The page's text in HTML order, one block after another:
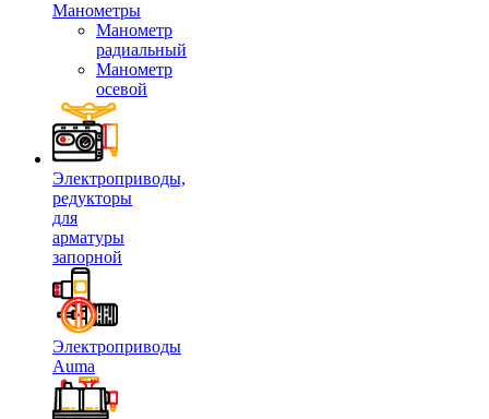
Манометры
Манометр
радиальный
Манометр
осевой
Электроприводы,
редукторы
для
арматуры
запорной
Электроприводы
Auma